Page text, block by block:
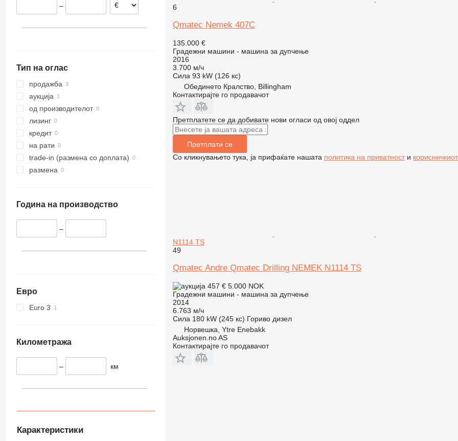
318
319
320
321
322
323
324
325
326
336
340
395
424
430
432
589
8018
8025
8026
8030
8035
8085
CT
JS
JZ
TM
VMT
Vibromax
Pecolift
R-series
Toucan
–
Тип на оглас
продажба
аукција
од производителот
лизинг
кредит
на рати
trade-in (размена со доплата)
размена
Година на производство
–
Евро
Euro 3
Километража
– км
Карактеристики
6
Qmatec Nemek 407C
135.000 €
Градежни машини - машина за дупчење
2016
3.700 м/ч
Сила 93 kW (126 кс)
Обединето Кралство, Billingham
Контактирајте го продавачот
Претплатете се да добивате нови огласи од овој оддел
Претплати се
Со кликнувањето тука, ја прифаќате нашата политика на приватности
N1114 TS
49
Qmatec Andre Qmatec Drilling NEMEK N1114 TS
457 € 5.000 NOK
Градежни машини - машина за дупчење
2014
6.763 м/ч
Сила 180 kW (245 кс) Гориво дизел
Норвешка, Ytre Enebakk
Auksjonen.no AS
Контактирајте го продавачот